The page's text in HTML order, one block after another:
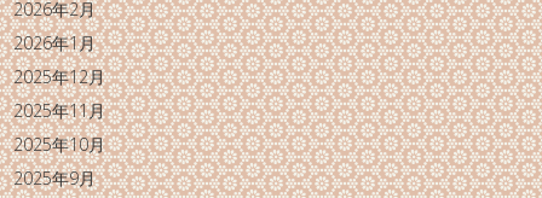
2026年2月
2026年1月
2025年12月
2025年11月
2025年10月
2025年9月